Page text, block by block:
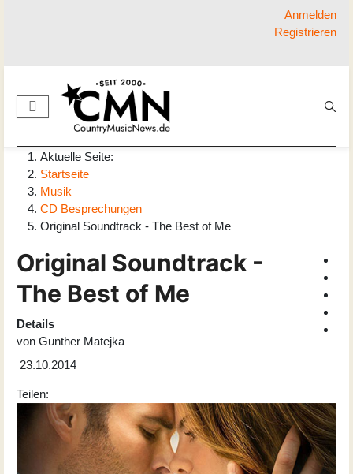
Anmelden
Registrieren
Aktuelle Seite:
Startseite
Musik
CD Besprechungen
Original Soundtrack - The Best of Me
Original Soundtrack -
The Best of Me
Details
von Gunther Matejka
23.10.2014
Teilen: